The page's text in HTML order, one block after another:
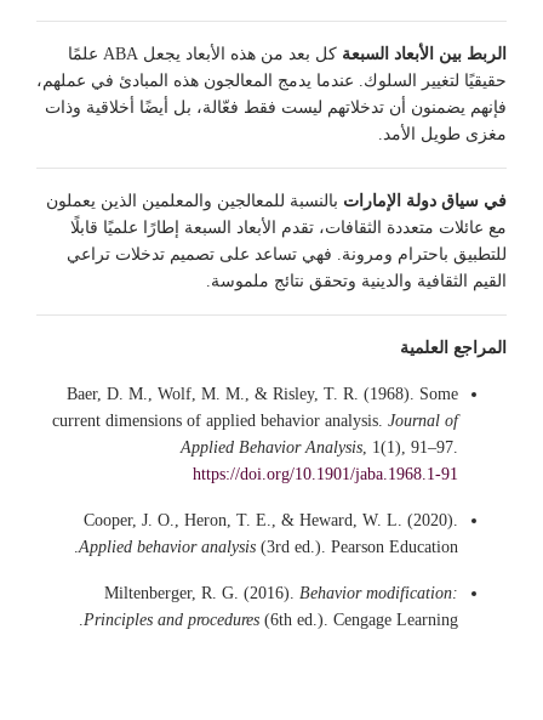
الربط بين الأبعاد السبعة
كل بعد من هذه الأبعاد يجعل ABA علمًا
حقيقيًا لتغيير السلوك. عندما يدمج المعالجون هذه المبادئ في عملهم،
فإنهم يضمنون أن تدخلاتهم ليست فقط فعّالة، بل أيضًا أخلاقية وذات
مغزى طويل الأمد.
في سياق دولة الإمارات بالنسبة للمعالجين والمعلمين الذين يعملون
مع عائلات متعددة الثقافات، تقدم الأبعاد السبعة إطارًا علميًا قابلًا
للتطبيق باحترام ومرونة. فهي تساعد على تصميم تدخلات تراعي
القيم الثقافية والدينية وتحقق نتائج ملموسة.
المراجع العلمية
Baer, D. M., Wolf, M. M., & Risley, T. R. (1968). Some
current dimensions of applied behavior analysis. Journal of
Applied Behavior Analysis, 1(1), 91–97.
https://doi.org/10.1901/jaba.1968.1-91
Cooper, J. O., Heron, T. E., & Heward, W. L. (2020).
Applied behavior analysis (3rd ed.). Pearson Education.
Miltenberger, R. G. (2016). Behavior modification:
Principles and procedures (6th ed.). Cengage Learning.